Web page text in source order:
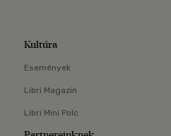
Kultúra
Események
Libri Magazin
Libri Mini Polc